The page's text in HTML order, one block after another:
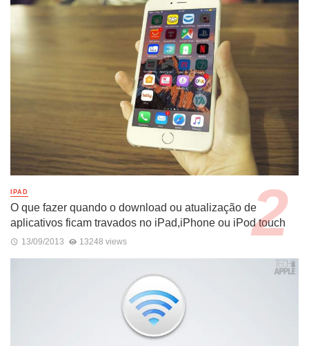
IPAD
O que fazer quando o download ou atualização de
aplicativos ficam travados no iPad,iPhone ou iPod touch
13/09/2013 13248 views